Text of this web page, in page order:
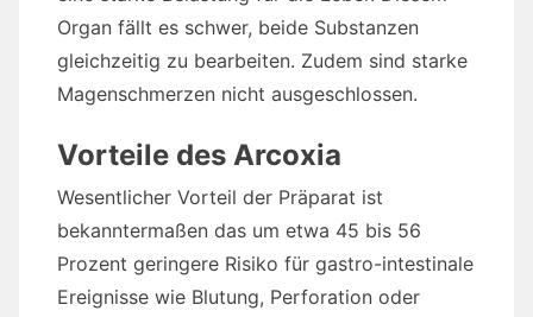
Organ fällt es schwer, beide Substanzen
gleichzeitig zu bearbeiten. Zudem sind starke
Magenschmerzen nicht ausgeschlossen.
Vorteile des Arcoxia
Wesentlicher Vorteil der Präparat ist
bekanntermaßen das um etwa 45 bis 56
Prozent geringere Risiko für gastro-intestinale
Ereignisse wie Blutung, Perforation oder